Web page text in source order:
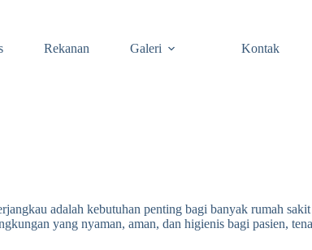
Rekanan Galeri Kontak
adalah kebutuhan penting bagi banyak rumah
yang nyaman, aman, dan higienis bagi pasien,